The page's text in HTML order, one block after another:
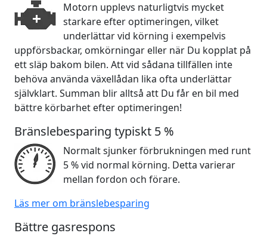
Motorn upplevs naturligtvis mycket
starkare efter optimeringen, vilket
underlättar vid körning i exempelvis
uppförsbackar, omkörningar eller när Du kopplat på
ett släp bakom bilen. Att vid sådana tillfällen inte
behöva använda växellådan lika ofta underlättar
självklart. Summan blir alltså att Du får en bil med
bättre körbarhet efter optimeringen!
Bränslebesparing typiskt 5 %
Normalt sjunker förbrukningen med runt
5 % vid normal körning. Detta varierar
mellan fordon och förare.
Läs mer om bränslebesparing
Bättre gasrespons